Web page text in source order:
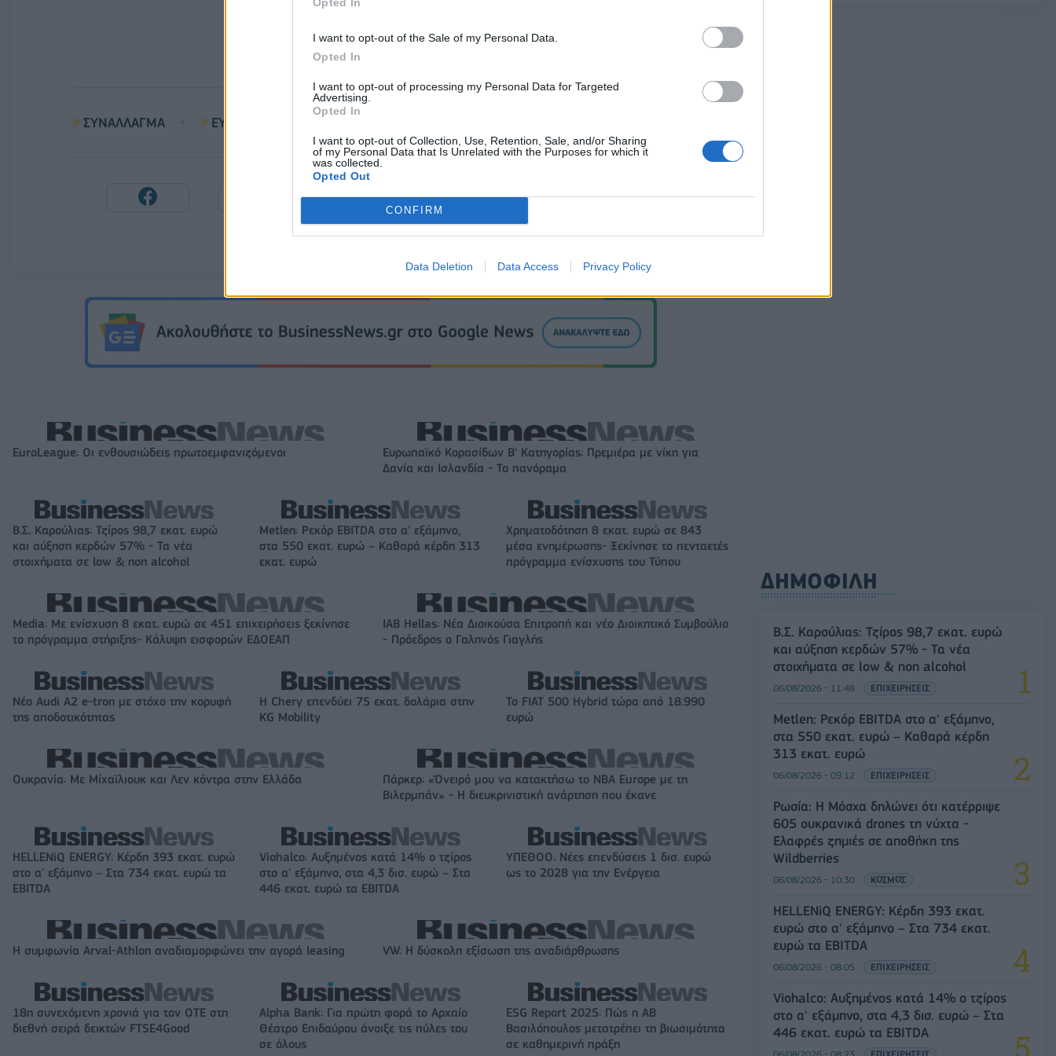
I want to opt-out of the Sale of my Personal Data.
Opted In
I want to opt-out of processing my Personal Data for Targeted
Advertising.
Opted In
I want to opt-out of Collection, Use, Retention, Sale, and/or Sharing
of my Personal Data that Is Unrelated with the Purposes for which it
was collected.
Opted Out
CONFIRM
Data Deletion Data Access Privacy Policy
ΣΥΝΑΛΛΑΓΜΑ ΕΥΡΩ ΔΟΛΑΡΙΟ
EuroLeague: Οι ενθουσιώδεις πρωτοεμφανιζόμενοι
Ευρωπαϊκό Κορασίδων Β' Κατηγορίας: Πρεμιέρα με νίκη για
Δανία και Ισλανδία - Το πανόραμα
Β.Σ. Καρούλιας: Τζίρος 98,7 εκατ. ευρώ
και αύξηση κερδών 57% - Τα νέα
στοιχήματα σε low & non alcohol
Metlen: Ρεκόρ EBITDA στο α' εξάμηνο,
στα 550 εκατ. ευρώ – Καθαρά κέρδη 313
εκατ. ευρώ
Χρηματοδότηση 8 εκατ. ευρώ σε 843
μέσα ενημέρωσης- Ξεκίνησε το πενταετές
πρόγραμμα ενίσχυσης του Τύπου
Media: Με ενίσχυση 8 εκατ. ευρώ σε 451 επιχειρήσεις ξεκίνησε
το πρόγραμμα στήριξης- Κάλυψη εισφορών ΕΔΟΕΑΠ
IAB Hellas: Νέα Διοικούσα Επιτροπή και νέο Διοικητικό Συμβούλιο
- Πρόεδρος ο Γαληνός Γιαγλής
Νέο Audi A2 e-tron με στόχο την κορυφή
της αποδοτικότητας
Η Chery επενδύει 75 εκατ. δολάρια στην
KG Mobility
Το FIAT 500 Hybrid τώρα από 18.990
ευρώ
Ουκρανία: Με Μίχαϊλιουκ και Λεν κόντρα στην Ελλάδα
Πάρκερ: «Όνειρό μου να κατακτήσω το ΝΒΑ Europe με τη
Βιλερμπάν» - Η διευκρινιστική ανάρτηση που έκανε
HELLENiQ ENERGY: Κέρδη 393 εκατ. ευρώ
στο α' εξάμηνο – Στα 734 εκατ. ευρώ τα
EBITDA
Viohalco: Αυξημένος κατά 14% ο τζίρος
στο α' εξάμηνο, στα 4,3 δισ. ευρώ – Στα
446 εκατ. ευρώ τα EBITDA
ΥΠΕΘΟΟ: Νέες επενδύσεις 1 δισ. ευρώ
ως το 2028 για την Ενέργεια
Η συμφωνία Arval-Athlon αναδιαμορφώνει την αγορά leasing VW: Η δύσκολη εξίσωση της αναδιάρθρωσης
18η συνεχόμενη χρονιά για τον ΟΤΕ στη
διεθνή σειρά δεικτών FTSE4Good
Alpha Bank: Για πρώτη φορά το Αρχαίο
Θέατρο Επιδαύρου άνοιξε τις πύλες του
σε όλους
ESG Report 2025: Πώς η ΑΒ
Βασιλόπουλος μετατρέπει τη βιωσιμότητα
σε καθημερινή πράξη
ΔΗΜΟΦΙΛΗ
Β.Σ. Καρούλιας: Τζίρος 98,7 εκατ. ευρώ
και αύξηση κερδών 57% - Τα νέα
στοιχήματα σε low & non alcohol
06/08/2026 - 11:48 ΕΠΙΧΕΙΡΗΣΕΙΣ
Metlen: Ρεκόρ EBITDA στο α' εξάμηνο,
στα 550 εκατ. ευρώ – Καθαρά κέρδη
313 εκατ. ευρώ
06/08/2026 - 09:12 ΕΠΙΧΕΙΡΗΣΕΙΣ
Ρωσία: Η Μόσχα δηλώνει ότι κατέρριψε
605 ουκρανικά drones τη νύχτα -
Ελαφρές ζημιές σε αποθήκη της
Wildberries
06/08/2026 - 10:30 ΚΟΣΜΟΣ
HELLENiQ ENERGY: Κέρδη 393 εκατ.
ευρώ στο α' εξάμηνο – Στα 734 εκατ.
ευρώ τα EBITDA
06/08/2026 - 08:05 ΕΠΙΧΕΙΡΗΣΕΙΣ
Viohalco: Αυξημένος κατά 14% ο τζίρος
στο α' εξάμηνο, στα 4,3 δισ. ευρώ – Στα
446 εκατ. ευρώ τα EBITDA